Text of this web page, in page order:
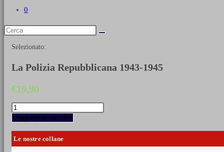
0
Selezionato:
La Polizia Repubblicana 1943-1945
€19,90
La
Polizia
Repubblicana
1943-
1945
Aggiungi al carrello
Le nostre collane